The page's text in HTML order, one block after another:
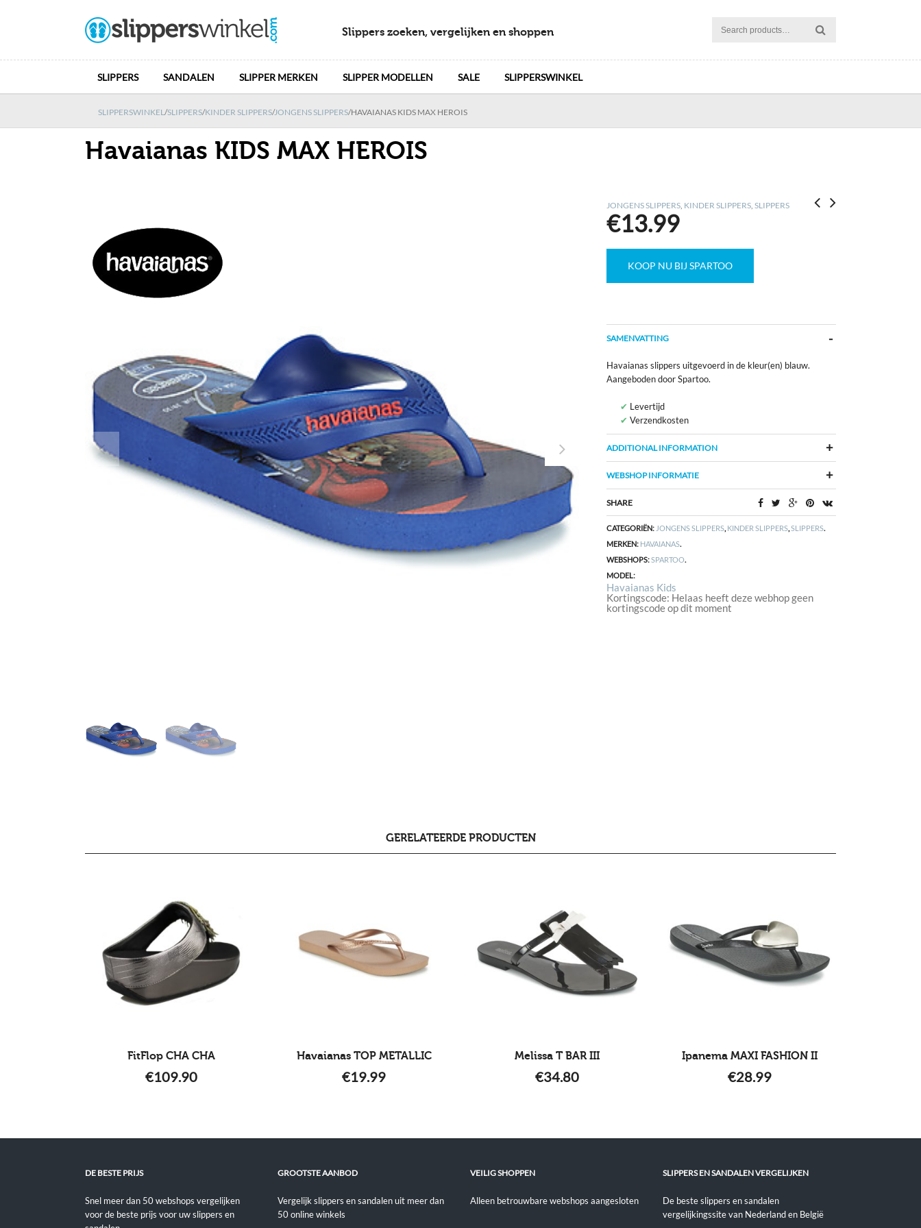
Slippers zoeken, vergelijken en shoppen
SLIPPERS SANDALEN SLIPPER MERKEN SLIPPER MODELLEN SALE SLIPPERSWINKEL
SLIPPERSWINKEL/SLIPPERS/KINDER SLIPPERS/JONGENS SLIPPERS/HAVAIANAS KIDS MAX HEROIS
Havaianas KIDS MAX HEROIS
JONGENS SLIPPERS, KINDER SLIPPERS, SLIPPERS
€13.99
KOOP NU BIJ SPARTOO
SAMENVATTING
Havaianas slippers uitgevoerd in de kleur(en) blauw.
Aangeboden door Spartoo.
Levertijd
Verzendkosten
ADDITIONAL INFORMATION
WEBSHOP INFORMATIE
SHARE
CATEGORIËN: JONGENS SLIPPERS, KINDER SLIPPERS,SLIPPERS.
MERKEN: HAVAIANAS.
WEBSHOPS:SPARTOO.
MODEL:
Havaianas Kids
Kortingscode: Helaas heeft deze webhop geen
kortingscode op dit moment
GERELATEERDE PRODUCTEN
FitFlop CHA CHA
€109.90
Havaianas TOP METALLIC
€19.99
Melissa T BAR III
€34.80
Ipanema MAXI FASHION II
€28.99
DE BESTE PRIJS
Snel meer dan 50 webshops vergelijken
voor de beste prijs voor uw slippers en
GROOTSTE AANBOD
Vergelijk slippers en sandalen uit meer dan
50 online winkels
VEILIG SHOPPEN
Alleen betrouwbare webshops aangesloten
SLIPPERS EN SANDALEN VERGELIJKEN
De beste slippers en sandalen
vergelijkingssite van Nederland en België